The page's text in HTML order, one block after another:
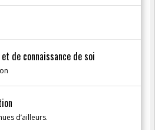
de connaissance de soi
d’ailleurs.